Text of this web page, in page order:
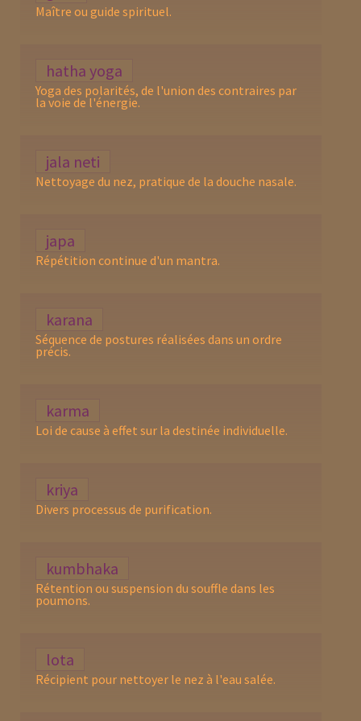
Maître ou guide spirituel.
hatha yoga
Yoga des polarités, de l'union des contraires par
la voie de l'énergie.
jala neti
Nettoyage du nez, pratique de la douche nasale.
japa
Répétition continue d'un mantra.
karana
Séquence de postures réalisées dans un ordre
précis.
karma
Loi de cause à effet sur la destinée individuelle.
kriya
Divers processus de purification.
kumbhaka
Rétention ou suspension du souffle dans les
poumons.
lota
Récipient pour nettoyer le nez à l'eau salée.